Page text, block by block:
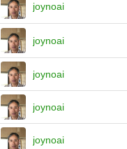
joynoai
joynoai
joynoai
joynoai
joynoai